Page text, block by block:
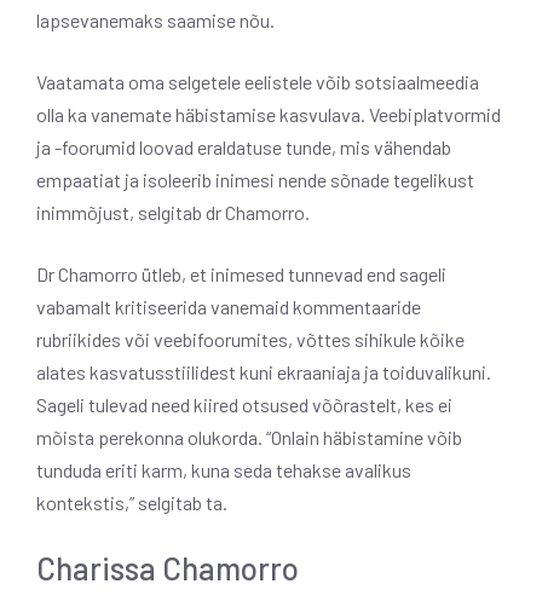
lapsevanemaks saamise nõu.
Vaatamata oma selgetele eelistele võib sotsiaalmeedia
olla ka vanemate häbistamise kasvulava. Veebiplatvormid
ja -foorumid loovad eraldatuse tunde, mis vähendab
empaatiat ja isoleerib inimesi nende sõnade tegelikust
inimmõjust, selgitab dr Chamorro.
Dr Chamorro ütleb, et inimesed tunnevad end sageli
vabamalt kritiseerida vanemaid kommentaaride
rubriikides või veebifoorumites, võttes sihikule kõike
alates kasvatusstiilidest kuni ekraaniaja ja toiduvalikuni.
Sageli tulevad need kiired otsused võõrastelt, kes ei
mõista perekonna olukorda. “Onlain häbistamine võib
tunduda eriti karm, kuna seda tehakse avalikus
kontekstis,” selgitab ta.
Charissa Chamorro